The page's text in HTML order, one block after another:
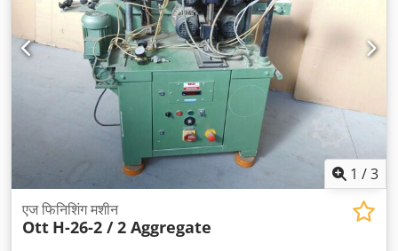
1 /3
एज फिनिशिंग मशीन
Ott H-26-2 / 2 Aggregate